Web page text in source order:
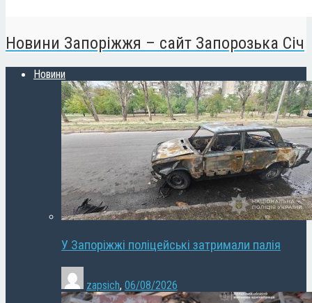
Новини Запоріжжя – сайт Запорозька Січ
Новини
У Запоріжжі поліцейські затримали палія
zapsich, 06/08/2026